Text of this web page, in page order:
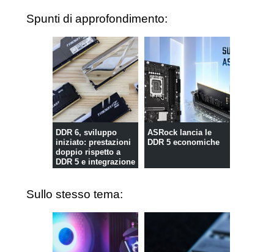
Spunti di approfondimento:
DDR 6, sviluppo
iniziato: prestazioni
doppio rispetto a
DDR 5 e integrazione
ASRock lancia le
DDR 5 economiche
Sullo stesso tema: